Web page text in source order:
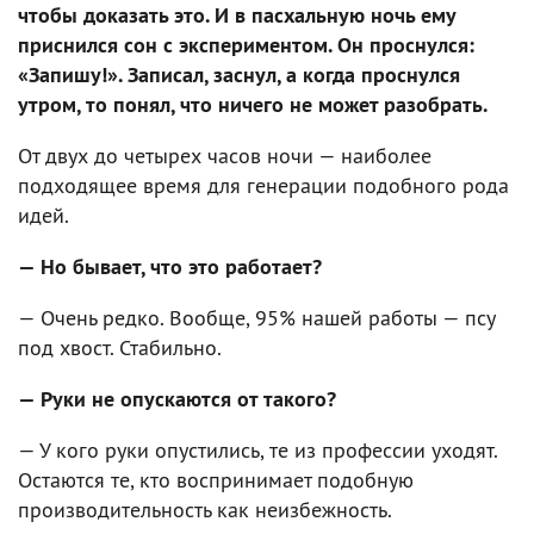
чтобы доказать это. И в пасхальную ночь ему
приснился сон с экспериментом. Он проснулся:
«Запишу!». Записал, заснул, а когда проснулся
утром, то понял, что ничего не может разобрать.
От двух до четырех часов ночи — наиболее
подходящее время для генерации подобного рода
идей.
— Но бывает, что это работает?
— Очень редко. Вообще, 95% нашей работы — псу
под хвост. Стабильно.
— Руки не опускаются от такого?
— У кого руки опустились, те из профессии уходят.
Остаются те, кто воспринимает подобную
производительность как неизбежность.